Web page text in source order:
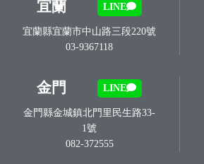
宜蘭 LINE
宜蘭縣宜蘭市中山路三段220號
03-9367118
金門 LINE
金門縣金城鎮北門里民生路33-
1號
082-372555